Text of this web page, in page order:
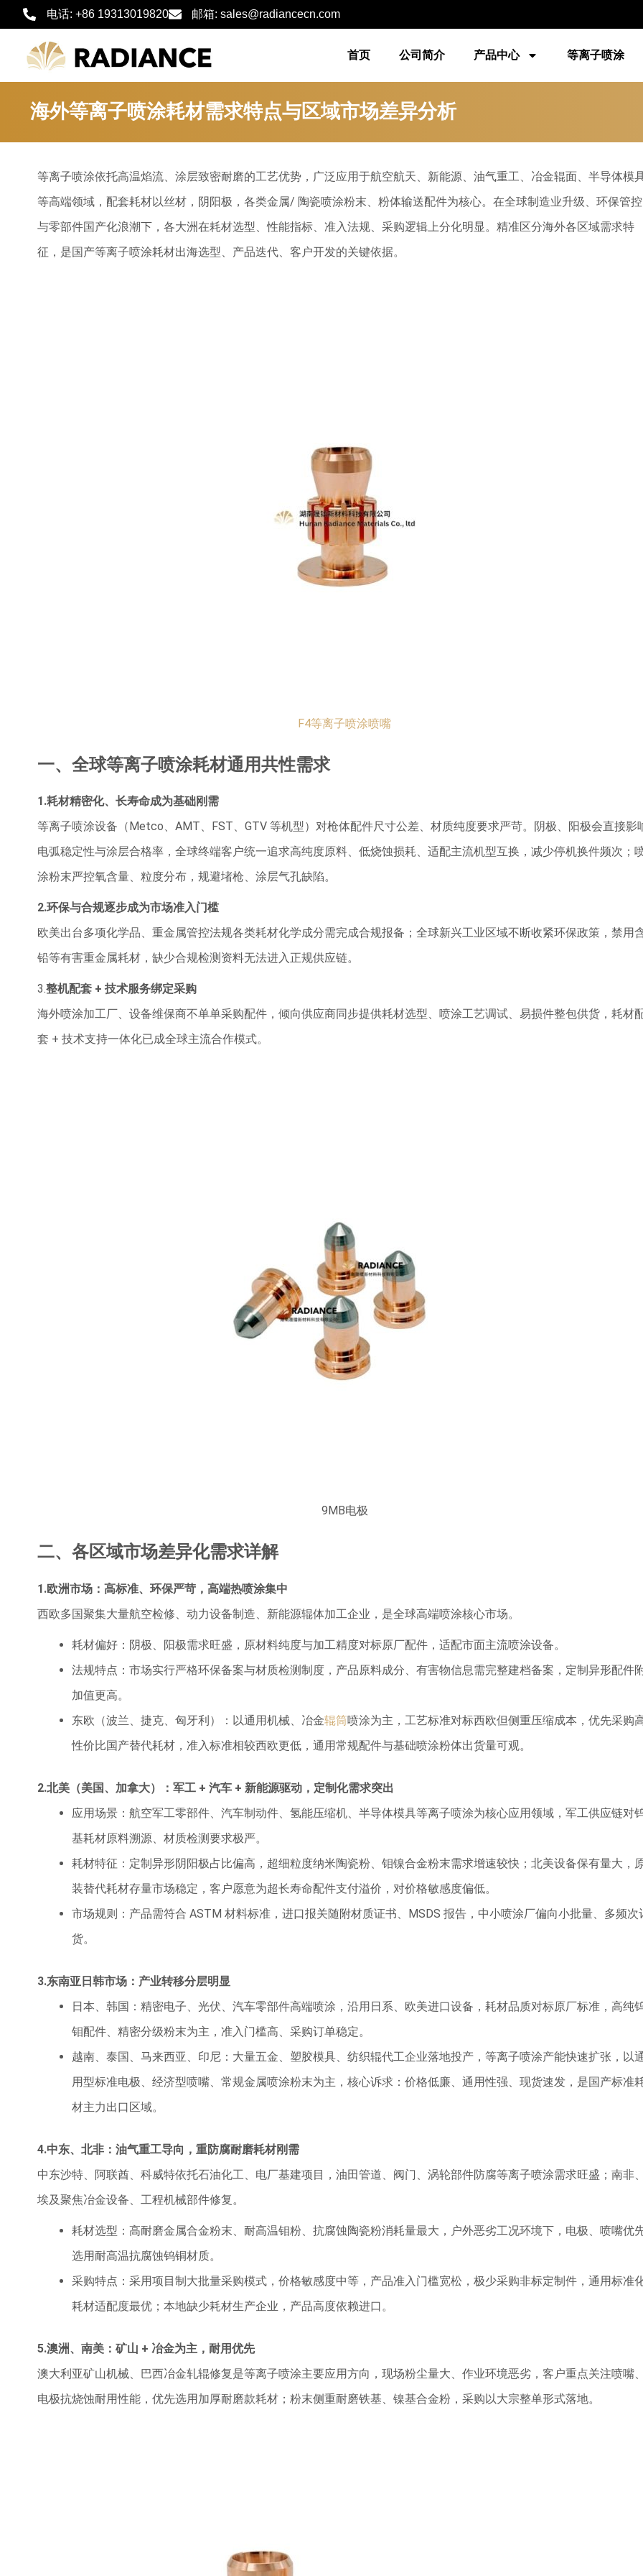
至
电话: +86 19313019820 邮箱: sales@radiancecn.com
首页 公司简介 产品中心 等离子喷涂
海外等离子喷涂耗材需求特点与区域市场差异分析
等离子喷涂依托高温焰流、涂层致密耐磨的工艺优势，广泛应用于航空航天、新能源、油气重工、冶金辊面、半导体模
等高端领域，配套耗材以丝材，阴阳极，各类金属/ 陶瓷喷涂粉末、粉体输送配件为核心。在全球制造业升级、环保管控
与零部件国产化浪潮下，各大洲在耗材选型、性能指标、准入法规、采购逻辑上分化明显。精准区分海外各区域需求特
征，是国产等离子喷涂耗材出海选型、产品迭代、客户开发的关键依据。
F4等离子喷涂喷嘴
一、全球等离子喷涂耗材通用共性需求
1.耗材精密化、长寿命成为基础刚需
等离子喷涂设备（Metco、AMT、FST、GTV 等机型）对枪体配件尺寸公差、材质纯度要求严苛。阴极、阳极会直接影
电弧稳定性与涂层合格率，全球终端客户统一追求高纯度原料、低烧蚀损耗、适配主流机型互换，减少停机换件频次；
涂粉末严控氧含量、粒度分布，规避堵枪、涂层气孔缺陷。
2.环保与合规逐步成为市场准入门槛
欧美出台多项化学品、重金属管控法规各类耗材化学成分需完成合规报备；全球新兴工业区域不断收紧环保政策，禁用
铅等有害重金属耗材，缺少合规检测资料无法进入正规供应链。
3.整机配套 + 技术服务绑定采购
海外喷涂加工厂、设备维保商不单单采购配件，倾向供应商同步提供耗材选型、喷涂工艺调试、易损件整包供货，耗材
套 + 技术支持一体化已成全球主流合作模式。
9MB电极
二、各区域市场差异化需求详解
1.欧洲市场：高标准、环保严苛，高端热喷涂集中
西欧多国聚集大量航空检修、动力设备制造、新能源辊体加工企业，是全球高端喷涂核心市场。
耗材偏好：阴极、阳极需求旺盛，原材料纯度与加工精度对标原厂配件，适配市面主流喷涂设备。
法规特点：市场实行严格环保备案与材质检测制度，产品原料成分、有害物信息需完整建档备案，定制异形配件
加值更高。
东欧（波兰、捷克、匈牙利）：以通用机械、冶金辊筒喷涂为主，工艺标准对标西欧但侧重压缩成本，优先采购
性价比国产替代耗材，准入标准相较西欧更低，通用常规配件与基础喷涂粉体出货量可观。
2.北美（美国、加拿大）：军工 + 汽车 + 新能源驱动，定制化需求突出
应用场景：航空军工零部件、汽车制动件、氢能压缩机、半导体模具等离子喷涂为核心应用领域，军工供应链对
基耗材原料溯源、材质检测要求极严。
耗材特征：定制异形阴阳极占比偏高，超细粒度纳米陶瓷粉、钼镍合金粉末需求增速较快；北美设备保有量大，
装替代耗材存量市场稳定，客户愿意为超长寿命配件支付溢价，对价格敏感度偏低。
市场规则：产品需符合 ASTM 材料标准，进口报关随附材质证书、MSDS 报告，中小喷涂厂偏向小批量、多频次
货。
3.东南亚日韩市场：产业转移分层明显
日本、韩国：精密电子、光伏、汽车零部件高端喷涂，沿用日系、欧美进口设备，耗材品质对标原厂标准，高纯
钼配件、精密分级粉末为主，准入门槛高、采购订单稳定。
越南、泰国、马来西亚、印尼：大量五金、塑胶模具、纺织辊代工企业落地投产，等离子喷涂产能快速扩张，以
用型标准电极、经济型喷嘴、常规金属喷涂粉末为主，核心诉求：价格低廉、通用性强、现货速发，是国产标准
材主力出口区域。
4.中东、北非：油气重工导向，重防腐耐磨耗材刚需
中东沙特、阿联酋、科威特依托石油化工、电厂基建项目，油田管道、阀门、涡轮部件防腐等离子喷涂需求旺盛；南非、
埃及聚焦冶金设备、工程机械部件修复。
耗材选型：高耐磨金属合金粉末、耐高温钼粉、抗腐蚀陶瓷粉消耗量最大，户外恶劣工况环境下，电极、喷嘴优
选用耐高温抗腐蚀钨铜材质。
采购特点：采用项目制大批量采购模式，价格敏感度中等，产品准入门槛宽松，极少采购非标定制件，通用标准
耗材适配度最优；本地缺少耗材生产企业，产品高度依赖进口。
5.澳洲、南美：矿山 + 冶金为主，耐用优先
澳大利亚矿山机械、巴西冶金轧辊修复是等离子喷涂主要应用方向，现场粉尘量大、作业环境恶劣，客户重点关注喷嘴、
电极抗烧蚀耐用性能，优先选用加厚耐磨款耗材；粉末侧重耐磨铁基、镍基合金粉，采购以大宗整单形式落地。